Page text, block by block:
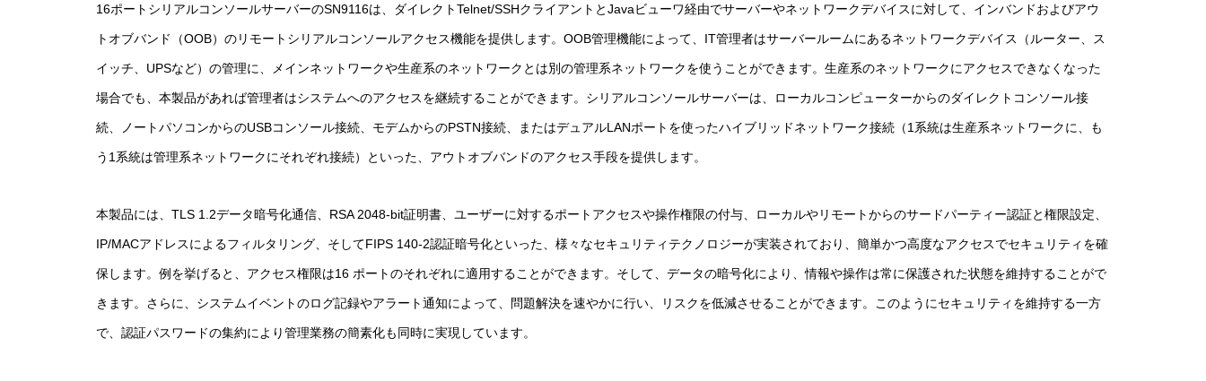
16ポートシリアルコンソールサーバーのSN9116は、ダイレクトTelnet/SSHクライアントとJavaビューワ経由でサーバーやネットワークデバイスに対して、インバンドおよびアウ
トオブバンド（OOB）のリモートシリアルコンソールアクセス機能を提供します。OOB管理機能によって、IT管理者はサーバールームにあるネットワークデバイス（ルーター、ス
イッチ、UPSなど）の管理に、メインネットワークや生産系のネットワークとは別の管理系ネットワークを使うことができます。生産系のネットワークにアクセスできなくなった
場合でも、本製品があれば管理者はシステムへのアクセスを継続することができます。シリアルコンソールサーバーは、ローカルコンピューターからのダイレクトコンソール接
続、ノートパソコンからのUSBコンソール接続、モデムからのPSTN接続、またはデュアルLANポートを使ったハイブリッドネットワーク接続（1系統は生産系ネットワークに、も
う1系統は管理系ネットワークにそれぞれ接続）といった、アウトオブバンドのアクセス手段を提供します。
本製品には、TLS 1.2データ暗号化通信、RSA 2048-bit証明書、ユーザーに対するポートアクセスや操作権限の付与、ローカルやリモートからのサードパーティー認証と権限設定、
IP/MACアドレスによるフィルタリング、そしてFIPS 140-2認証暗号化といった、様々なセキュリティテクノロジーが実装されており、簡単かつ高度なアクセスでセキュリティを確
保します。例を挙げると、アクセス権限は16 ポートのそれぞれに適用することができます。そして、データの暗号化により、情報や操作は常に保護された状態を維持することがで
きます。さらに、システムイベントのログ記録やアラート通知によって、問題解決を速やかに行い、リスクを低減させることができます。このようにセキュリティを維持する一方
で、認証パスワードの集約により管理業務の簡素化も同時に実現しています。